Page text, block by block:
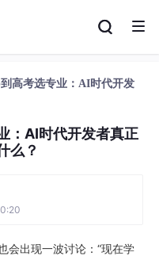
高考选专业：AI时代开发
：AI时代开发者真正
么？
会出现一波讨论：“现在学